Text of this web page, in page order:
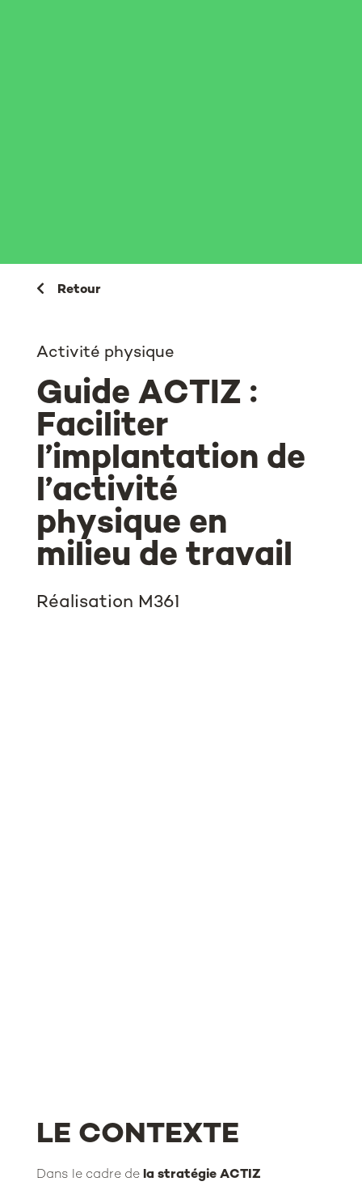
Retour
Activité physique
Guide ACTIZ :
Faciliter
l’implantation de
l’activité
physique en
milieu de travail
Réalisation M361
LE CONTEXTE
Dans le cadre de la stratégie ACTIZ